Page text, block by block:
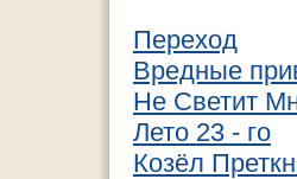
Переход
Вредные
Не Светит
Лето 23 - го
Козёл